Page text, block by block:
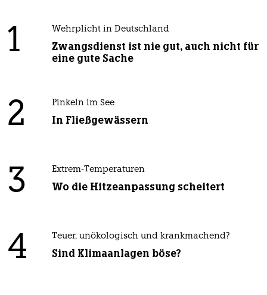
1 Wehrplicht in Deutschland
Zwangsdienst ist nie gut, auch nicht für
eine gute Sache
2 Pinkeln im See
In Fließgewässern
3 Extrem-Temperaturen
Wo die Hitzeanpassung scheitert
4 Teuer, unökologisch und krankmachend?
Sind Klimaanlagen böse?